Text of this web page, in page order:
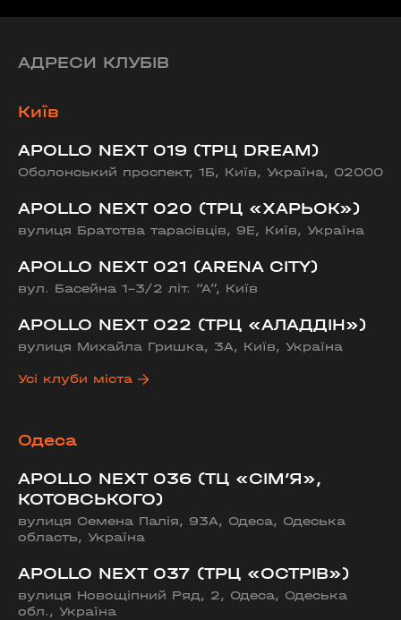
АДРЕСИ КЛУБІВ
Київ
APOLLO NEXT 019 (ТРЦ DREAM)
Оболонський проспект, 1Б, Київ, Україна, 02000
APOLLO NEXT 020 (ТРЦ «ХАРЬОК»)
вулиця Братства тарасівців, 9Е, Київ, Україна
APOLLO NEXT 021 (ARENA CITY)
вул. Басейна 1-3/2 літ. “А”, Київ
APOLLO NEXT 022 (ТРЦ «АЛАДДІН»)
вулиця Михайла Гришка, 3А, Київ, Україна
Усі клуби міста
Одеса
APOLLO NEXT 036 (ТЦ «СІМ’Я»,
КОТОВСЬКОГО)
вулиця Семена Палія, 93А, Одеса, Одеська
область, Україна
APOLLO NEXT 037 (ТРЦ «ОСТРІВ»)
вулиця Новощіпний Ряд, 2, Одеса, Одеська
обл., Україна